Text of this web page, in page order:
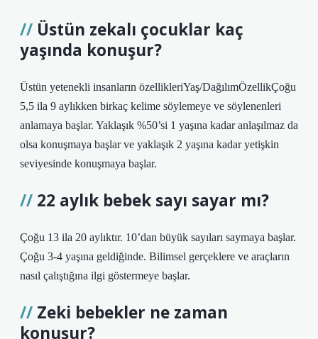
Üstün zekalı çocuklar kaç
yaşında konuşur?
Üstün yetenekli insanların özellikleriYaş/DağılımÖzellikÇoğu
5,5 ila 9 aylıkken birkaç kelime söylemeye ve söylenenleri
anlamaya başlar. Yaklaşık %50’si 1 yaşına kadar anlaşılmaz da
olsa konuşmaya başlar ve yaklaşık 2 yaşına kadar yetişkin
seviyesinde konuşmaya başlar.
22 aylık bebek sayı sayar mı?
Çoğu 13 ila 20 aylıktır. 10’dan büyük sayıları saymaya başlar.
Çoğu 3-4 yaşına geldiğinde. Bilimsel gerçeklere ve araçların
nasıl çalıştığına ilgi göstermeye başlar.
Zeki bebekler ne zaman
konuşur?